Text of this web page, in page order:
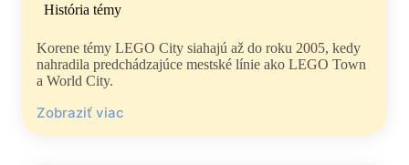
História témy
Korene témy LEGO City siahajú až do roku 2005, kedy
nahradila predchádzajúce mestské línie ako LEGO Town
a World City.⁠
Zobraziť viac